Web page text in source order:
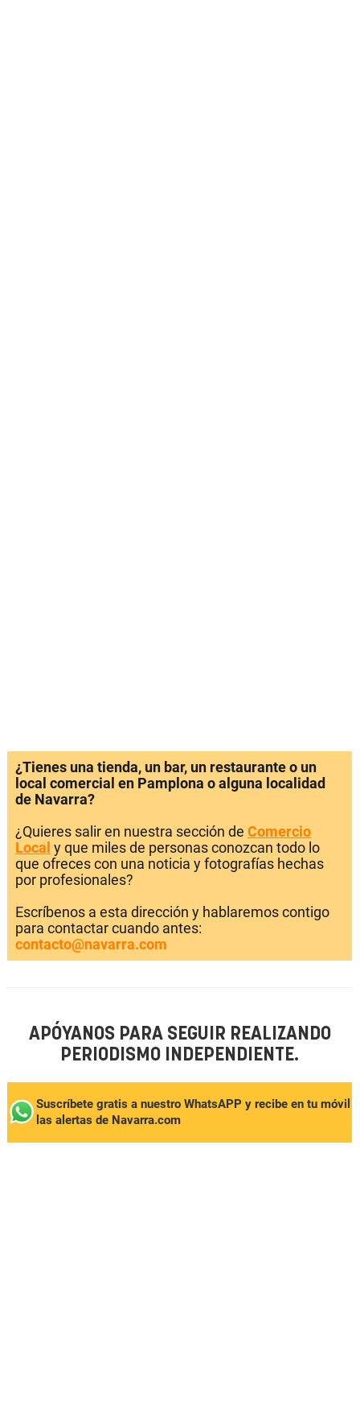
¿Tienes una tienda, un bar, un restaurante o un
local comercial en Pamplona o alguna localidad
de Navarra?
¿Quieres salir en nuestra sección de Comercio
Local y que miles de personas conozcan todo lo
que ofreces con una noticia y fotografías hechas
por profesionales?
Escríbenos a esta dirección y hablaremos contigo
para contactar cuando antes:
contacto@navarra.com
APÓYANOS PARA SEGUIR REALIZANDO
PERIODISMO INDEPENDIENTE.
Suscríbete gratis a nuestro WhatsAPP y recibe en tu móvil
las alertas de Navarra.com